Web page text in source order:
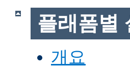
플래폼별
개요